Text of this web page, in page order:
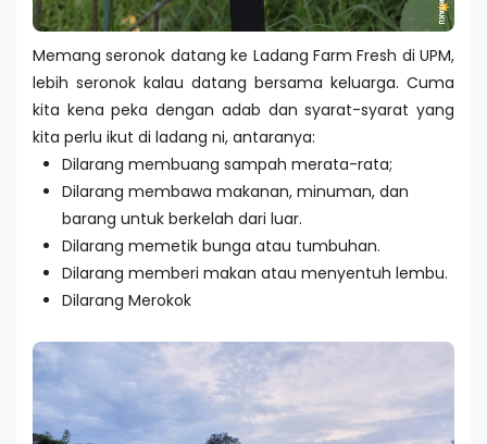
Memang seronok datang ke Ladang Farm Fresh di UPM,
lebih seronok kalau datang bersama keluarga. Cuma
kita kena peka dengan adab dan syarat-syarat yang
kita perlu ikut di ladang ni, antaranya:
Dilarang membuang sampah merata-rata;
Dilarang membawa makanan, minuman, dan
barang untuk berkelah dari luar.
Dilarang memetik bunga atau tumbuhan.
Dilarang memberi makan atau menyentuh lembu.
Dilarang Merokok